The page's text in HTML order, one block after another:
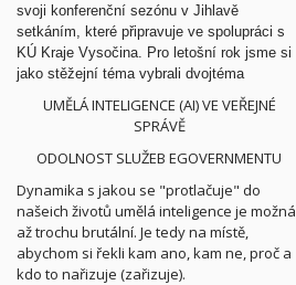
svoji konferenční sezónu v Jihlavě
setkáním, které připravuje ve spolupráci s
KÚ Kraje Vysočina. Pro letošní rok jsme si
jako stěžejní téma vybrali dvojtéma
UMĚLÁ INTELIGENCE (AI) VE VEŘEJNÉ
SPRÁVĚ
ODOLNOST SLUŽEB EGOVERNMENTU
Dynamika s jakou se "protlačuje" do
našeich životů umělá inteligence je možná
až trochu brutální. Je tedy na místě,
abychom si řekli kam ano, kam ne, proč a
kdo to nařizuje (zařizuje).